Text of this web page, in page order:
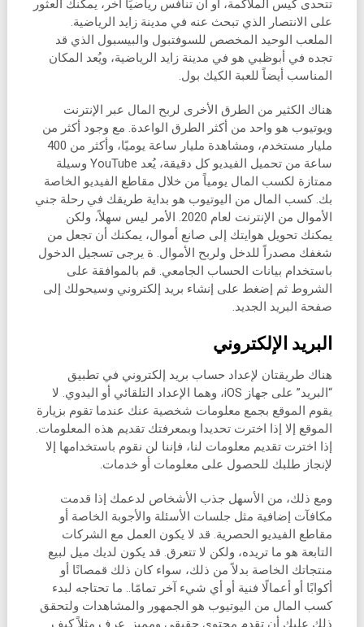
تتحدى كيس الملاكمة، أو أن تنافس رياضيًا آخر، يمكنك العثور
على الانتصار الذي تبحث عنه في مدينة زايد الرياضية.
الملعب الوحيد المخصص للسوفتبول والبيسبول الذي قد
تجده في أبوظبي هو في مدينة زايد الرياضية، ويُعد المكان
المناسب أيضاً للعبة الكيك بول.
هناك الكثير من الطرق الأخرى لربح المال عبر الإنترنت
ويوتيوب هو واحد من أكثر الطرق الواعدة. مع وجود أكثر من
مليار مستخدم، ومشاهدة مليار ساعة يوميًا، وأكثر من 400
ساعة من تحميل الفيديو كل دقيقة، يُعد YouTube وسيلة
ممتازة لكسب المال يومياً من خلال مقاطع الفيديو الخاصة
بك. كسب المال من اليوتيوب هو بداية طريقك في رحلة جني
الأموال من الإنترنت لعام 2020. الأمر ليس سهلاً، ولكن
يمكنك تحويل هوايتك إلى صانع أموال، يمكنك أن تجعل من
شغفك مصدراً للدخل ولربح الأموال. ة يرجى تسجيل الدخول
باستخدام بيانات الحساب الجامعي. قم بالموافقة على
الشروط ثم إضغط على إنشاء بريد إلكتروني وسيحولك إلى
صفحة البريد الجديد.
البريد الإلكتروني
هناك طريقتان لإعداد حساب بريد إلكتروني في تطبيق
“البريد” على جهاز iOS، وهما الإعداد التلقائي أو اليدوي. لا
يقوم الموقع بجمع معلومات شخصية عنك عندما تقوم بزيارة
الموقع إلا إذا اخترت تحديدا وبمعرفتك تقديم هذه المعلومات.
إذا اخترت تقديم معلومات لنا، فإننا لن نقوم باستخدامها إلا
لإنجاز طلبك للحصول على معلومات أو خدمات.
ومع ذلك، من الأسهل جذب الأشخاص لدعمك إذا قدمت
مكافآت إضافية مثل جلسات الأسئلة والأجوبة الخاصة أو
مقاطع الفيديو الحصرية. قد لا يكون العمل مع الشركات
التابعة هو ما تريده، ولكن لا تتعرق. قد يكون لديك ميل لبيع
منتجاتك الخاصة بدلاً من ذلك، سواء كان ذلك قمصانًا أو
أكوابًا أو أعمالًا فنية أو أي شيء آخر تمامًا.. ما تحتاجه لبدء
كسب المال من اليوتيوب هو الجمهور والمشاهدات ولتحقق
ذلك عليك أن تقدم محتوى حقيقي ومميز. عرف مثلاً كيف